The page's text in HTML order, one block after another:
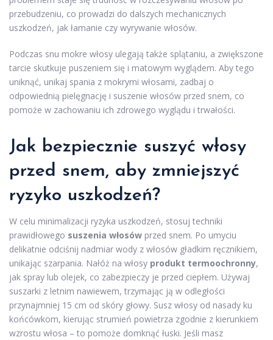
przebudzeniu, co prowadzi do dalszych mechanicznych
uszkodzeń, jak łamanie czy wyrywanie włosów.
Podczas snu mokre włosy ulegają także splątaniu, a zwiększone
tarcie skutkuje puszeniem się i matowym wyglądem. Aby tego
uniknąć, unikaj spania z mokrymi włosami, zadbaj o
odpowiednią pielęgnację i suszenie włosów przed snem, co
pomoże w zachowaniu ich zdrowego wyglądu i trwałości.
Jak bezpiecznie suszyć włosy
przed snem, aby zmniejszyć
ryzyko uszkodzeń?
W celu minimalizacji ryzyka uszkodzeń, stosuj techniki
prawidłowego suszenia włosów przed snem. Po umyciu
delikatnie odciśnij nadmiar wody z włosów gładkim ręcznikiem,
unikając szarpania. Nałóż na włosy produkt termoochronny,
jak spray lub olejek, co zabezpieczy je przed ciepłem. Używaj
suszarki z letnim nawiewem, trzymając ją w odległości
przynajmniej 15 cm od skóry głowy. Susz włosy od nasady ku
końcówkom, kierując strumień powietrza zgodnie z kierunkiem
wzrostu włosa – to pomoże domknąć łuski. Jeśli masz